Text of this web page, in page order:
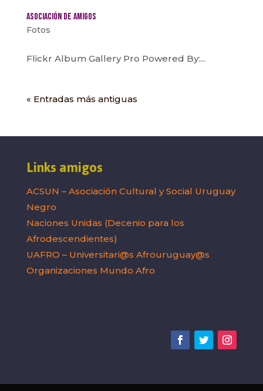
Asociación de Amigos
Fotos
Flickr Album Gallery Pro Powered By:...
« Entradas más antiguas
Links amigos
ACSUN – Asociación Cultural y Social Uruguay
Negro
Naciones Unidas (Decenio para los
Afrodescendientes)
UAFRO – Universitari@s Afrouruguay@s
Organizaciones Mundo Afro